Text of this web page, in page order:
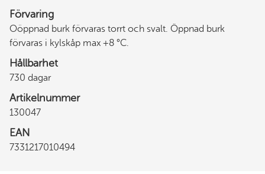
Förvaring
Oöppnad burk förvaras torrt och svalt. Öppnad burk
förvaras i kylskåp max +8 °C.
Hållbarhet
730 dagar
Artikelnummer
130047
EAN
7331217010494